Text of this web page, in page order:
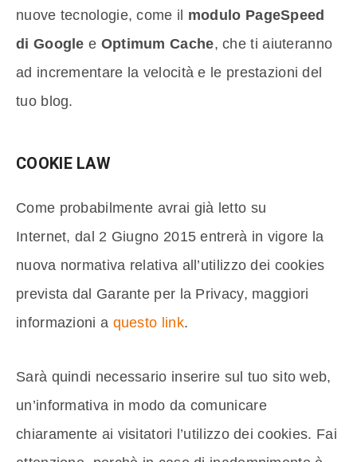
nuove tecnologie, come il modulo PageSpeed
di Google e Optimum Cache, che ti aiuteranno
ad incrementare la velocità e le prestazioni del
tuo blog.
COOKIE LAW
Come probabilmente avrai già letto su
Internet, dal 2 Giugno 2015 entrerà in vigore la
nuova normativa relativa all’utilizzo dei cookies
prevista dal Garante per la Privacy, maggiori
informazioni a questo link.
Sarà quindi necessario inserire sul tuo sito web,
un’informativa in modo da comunicare
chiaramente ai visitatori l’utilizzo dei cookies. Fai